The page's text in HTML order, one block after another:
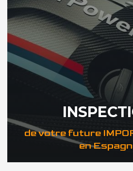
de votre future
en